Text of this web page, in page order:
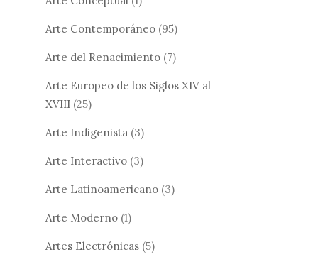
Arte Contemporáneo (95)
Arte del Renacimiento (7)
Arte Europeo de los Siglos XIV al
XVIII (25)
Arte Indigenista (3)
Arte Interactivo (3)
Arte Latinoamericano (3)
Arte Moderno (1)
Artes Electrónicas (5)